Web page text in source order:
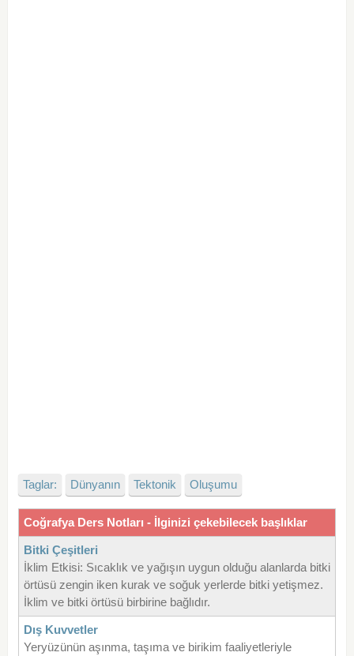
Taglar: Dünyanın Tektonik Oluşumu
Coğrafya Ders Notları - İlginizi çekebilecek başlıklar
Bitki Çeşitleri
İklim Etkisi: Sıcaklık ve yağışın uygun olduğu alanlarda bitki
örtüsü zengin iken kurak ve soğuk yerlerde bitki yetişmez.
İklim ve bitki örtüsü birbirine bağlıdır.
Dış Kuvvetler
Yeryüzünün aşınma, taşıma ve birikim faaliyetleriyle